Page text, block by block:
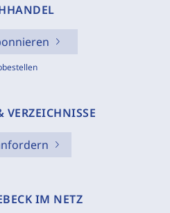
VERZEICHNISSE
IM NETZ